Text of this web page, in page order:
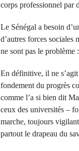
corps professionnel par
Le Sénégal a besoin
d’autres forces
ne sont pas le problème
En définitive, il ne
fondement du progrès
comme l’a si bien dit
ceux des universités –
marche, toujours
partout le drapeau du